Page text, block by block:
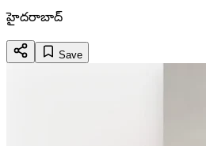
హైదరాబాద్
Save